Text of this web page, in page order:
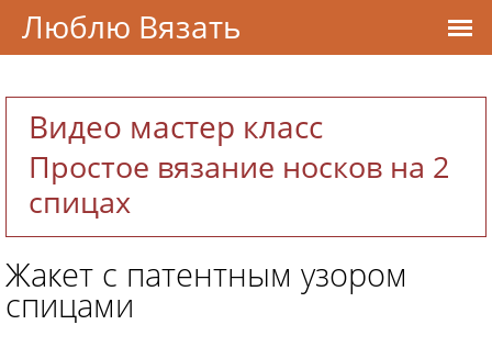
Видео мастер класс
Простое вязание носков на 2
спицах
Жакет с патентным узором
спицами
Люблю Вязать